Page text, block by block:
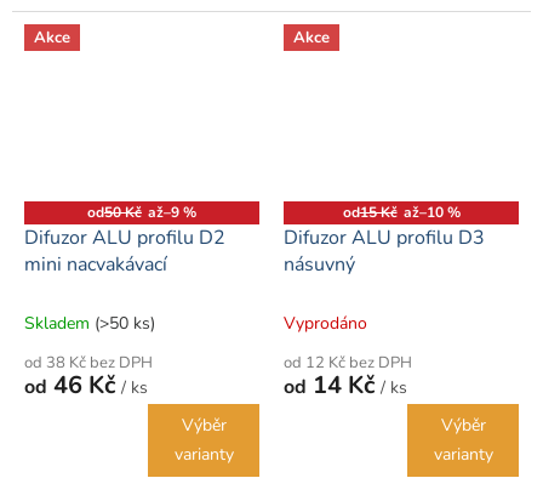
Akce
od50 Kč až–9 %
Difuzor ALU profilu D2
mini nacvakávací
Skladem (>50 ks)
od 38 Kč bez DPH
od 46 Kč / ks
Výběr
varianty
Akce
od15 Kč až–10 %
Difuzor ALU profilu D3
násuvný
Vyprodáno
od 12 Kč bez DPH
od 14 Kč / ks
Výběr
varianty